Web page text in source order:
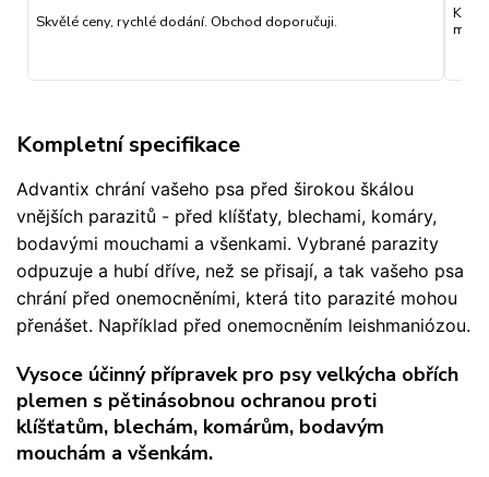
Skvělé ceny, rychlé dodání. Obchod doporučuji.
Kompletní specifikace
Advantix chrání vašeho psa před širokou škálou
vnějších parazitů - před klíšťaty, blechami, komáry,
bodavými mouchami a všenkami. Vybrané parazity
odpuzuje a hubí dříve, než se přisají, a tak vašeho psa
chrání před onemocněními, která tito parazité mohou
přenášet. Například před onemocněním leishmaniózou.
Vysoce účinný přípravek pro psy velkýcha obřích
plemen s pětinásobnou ochranou proti
klíšťatům, blechám, komárům, bodavým
mouchám a všenkám.